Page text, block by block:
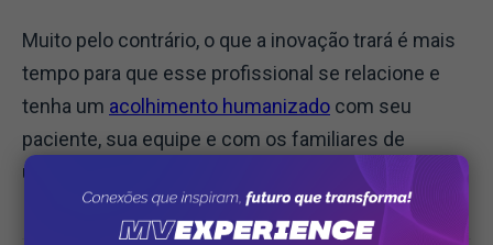
Muito pelo contrário, o que a inovação trará é mais
tempo para que esse profissional se relacione e
tenha um acolhimento humanizado com seu
paciente, sua equipe e com os familiares de
usuários de um sistema de saúde.